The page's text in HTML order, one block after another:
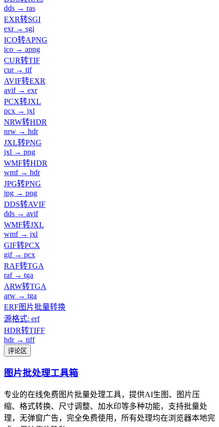
dds → ras
EXR转SGI
exr → sgi
ICO转APNG
ico → apng
CUR转TIF
cur → tif
AVIF转EXR
avif → exr
PCX转JXL
pcx → jxl
NRW转HDR
nrw → hdr
JXL转PNG
jxl → png
WMF转HDR
wmf → hdr
JPG转PNG
jpg → png
DDS转AVIF
dds → avif
WMF转JXL
wmf → jxl
GIF转PCX
gif → pcx
RAF转TGA
raf → tga
ARW转TGA
arw → tga
ERF图片批量转换
源格式: erf
HDR转TIFF
hdr → tiff
评论区
图片批处理工具箱
专业的在线免费图片批量处理工具，提供AI生图、图片压
缩、格式转换、尺寸调整、加水印等多种功能，支持批量处
理，无弹窗广告，完全免费使用，所有处理均在浏览器本地完